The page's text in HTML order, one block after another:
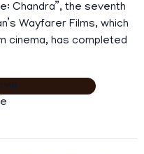
Chandra”, the seventh
Wayfarer Films, which
cinema, has completed